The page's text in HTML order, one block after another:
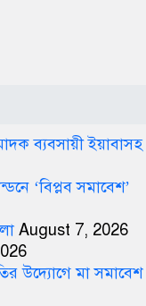
ব্যবসায়ী ইয়াবাসহ
‘বিপ্লব সমাবেশ’
August 7, 2026
উদ্যোগে মা সমাবেশ